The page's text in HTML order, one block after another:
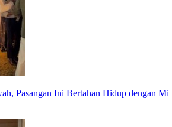
Pasangan Ini Bertahan Hidup dengan Mi